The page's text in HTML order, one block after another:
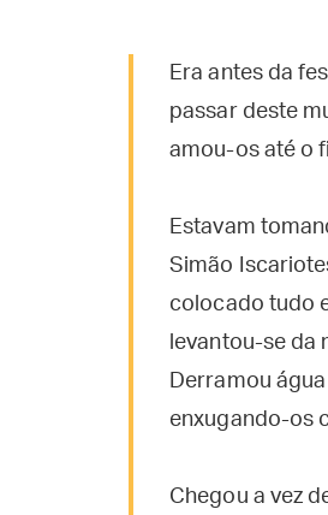
Era antes da
passar deste
amou-os até o
Estavam
Simão
colocado tudo
levantou-se da
Derramou
enxugando-os
Chegou a vez